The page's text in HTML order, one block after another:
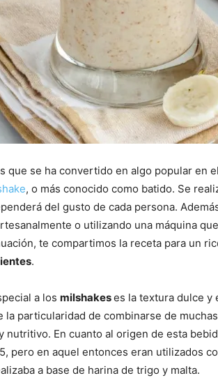
que se ha convertido en algo popular en
, o más conocido como batido. Se
del gusto de cada persona.
o utilizando una máquina
te compartimos la receta para un
.
a los milshakeses la textura dulce y
la particularidad de combinarse de
nutritivo. En cuanto al origen de esta
pero en aquel entonces eran utilizados
a base de harina de trigo y malta.